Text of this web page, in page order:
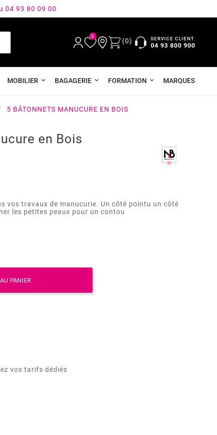
04 93 80 09 00
0
(0) SERVICE CLIENT
04 93 800 900
MOBILIER BAGAGERIE FORMATION MARQUES
5 BÂTONNETS MANUCURE EN BOIS
en Bois
vos travaux de manucurie. Un côté pointu un côté
les petites peaux pour un contou
PANIER
vos tarifs dédiés